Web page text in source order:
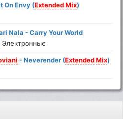
On Envy (Extended Mix)
Nala - Carry Your World
Электронные
- Neverender (Extended Mix)